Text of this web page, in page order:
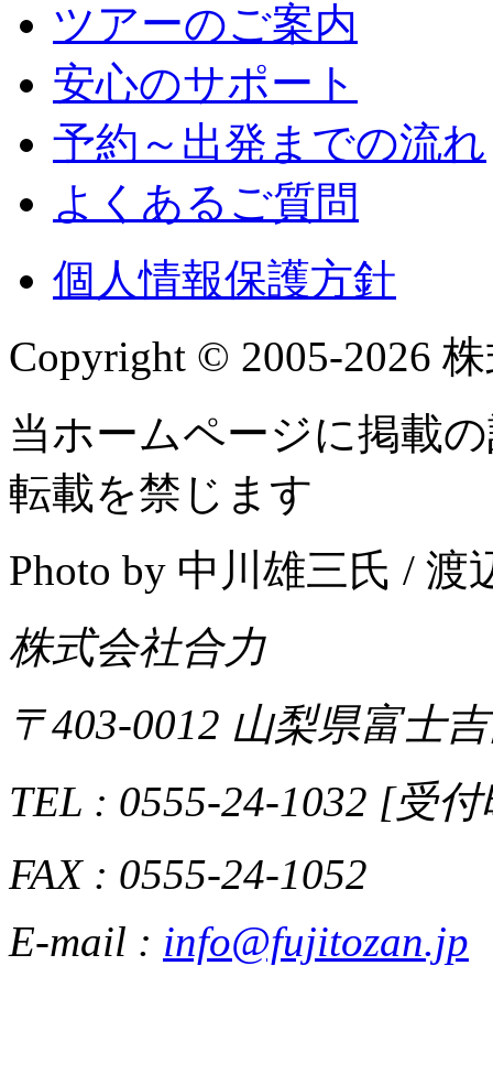
ツアーのご案内
安心のサポート
予約～出発までの流れ
よくあるご質問
個人情報保護方針
Copyright © 2005-2026
当ホームページに掲載
転載を禁じます
Photo by 中川雄三氏 /
株式会社合力
〒403-0012 山梨県富士
TEL : 0555-24-1032 [受
FAX : 0555-24-1052
E-mail : info@fujitozan.jp